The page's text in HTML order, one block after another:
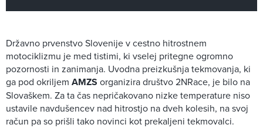
Državno prvenstvo Slovenije v cestno hitrostnem
motociklizmu je med tistimi, ki vselej pritegne ogromno
pozornosti in zanimanja. Uvodna preizkušnja tekmovanja, ki
ga pod okriljem AMZS organizira društvo 2NRace, je bilo na
Slovaškem. Za ta čas nepričakovano nizke temperature niso
ustavile navdušencev nad hitrostjo na dveh kolesih, na svoj
račun pa so prišli tako novinci kot prekaljeni tekmovalci.